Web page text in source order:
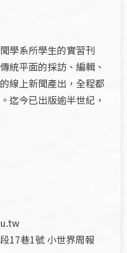
學系所學生的實習刊
統平面的採訪、編輯、
線上新聞產出，全程都
迄今已出版逾半世紀，
17巷1號 小世界周報